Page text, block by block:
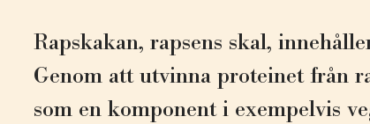
Rapskakan, rapsens skal,
Genom att utvinna proteinet från
som en komponent i exempelvis